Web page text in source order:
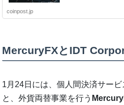
coinpost.jp
MercuryFXとIDT
1月24日には、個人間決済サービ
と、外貨両替事業を行う